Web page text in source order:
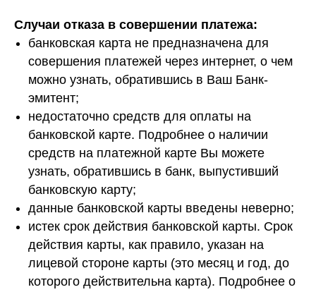
Случаи отказа в совершении платежа:
банковская карта не предназначена для
совершения платежей через интернет, о чем
можно узнать, обратившись в Ваш Банк-
эмитент;
недостаточно средств для оплаты на
банковской карте. Подробнее о наличии
средств на платежной карте Вы можете
узнать, обратившись в банк, выпустивший
банковскую карту;
данные банковской карты введены неверно;
истек срок действия банковской карты. Срок
действия карты, как правило, указан на
лицевой стороне карты (это месяц и год, до
которого действительна карта). Подробнее о